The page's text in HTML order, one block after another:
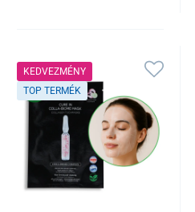
KEDVEZMÉNY
TOP TERMÉK